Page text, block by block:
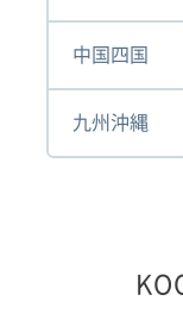
中国四国
九州沖縄